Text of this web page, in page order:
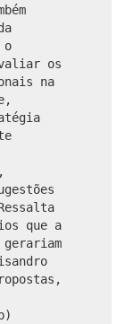
o
os
na
que a